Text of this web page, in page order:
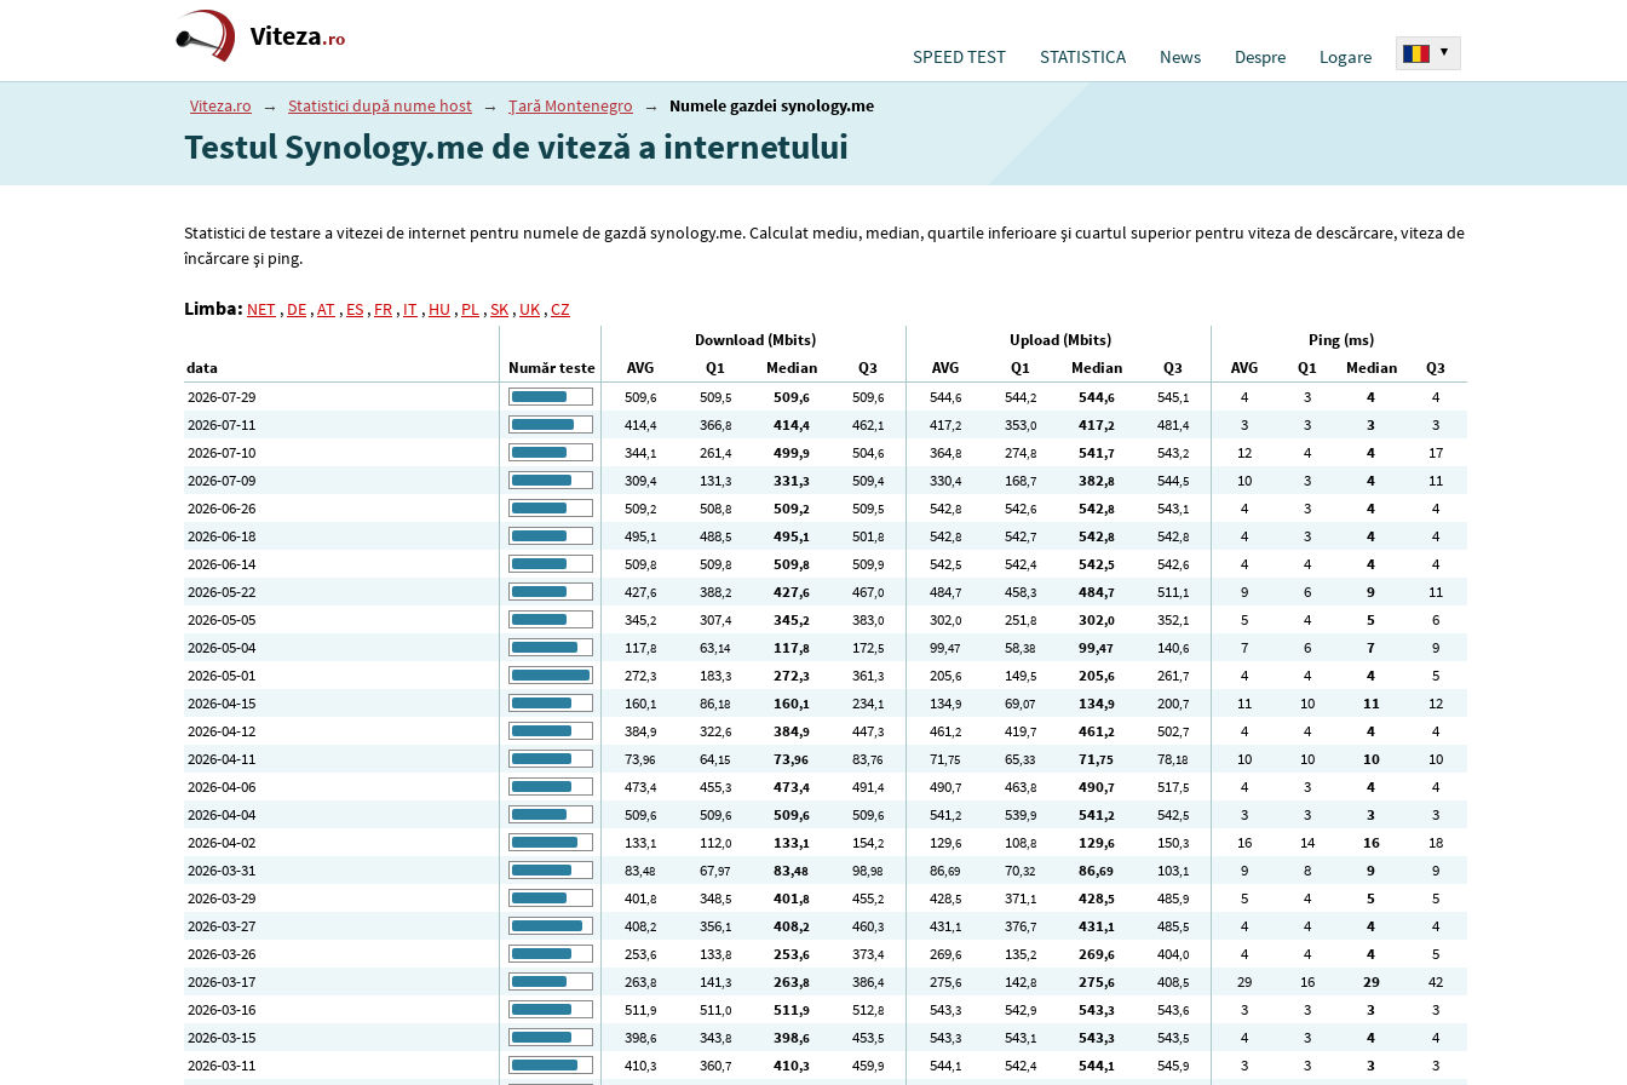
Viteza.ro
SPEED TEST STATISTICA News Despre Logare ▾
Viteza.ro → Statistici după nume host → Țară Montenegro → Numele gazdei synology.me
Testul Synology.me de viteză a internetului
Statistici de testare a vitezei de internet pentru numele de gazdă synology.me. Calculat mediu, median, quartile inferioare și cuartul superior pentru viteza de descărcare, viteza de
încărcare și ping.
Limba: NET , DE ,AT , ES , FR , IT , HU , PL ,SK , UK ,CZ
Download (Mbits) Upload (Mbits)
Ping (ms)
data
Număr teste AVG Q1 Median Q3 AVG Q1 Median Q3 AVG Q1 Median
Q3
2026-07-29
509,6 509,5 509,6 509,6 544,6 544,2 544,6 545,1 4 3 4
4
2026-07-11
414,4 366,8 414,4 462,1 417,2 353,0 417,2 481,4 3 3 3
3
2026-07-10
344,1 261,4 499,9 504,6 364,8 274,8 541,7 543,2 12 4 4
17
2026-07-09
309,4 131,3 331,3 509,4 330,4 168,7 382,8 544,5 10 3 4
11
2026-06-26
509,2 508,8 509,2 509,5 542,8 542,6 542,8 543,1 4 3 4
4
2026-06-18
495,1 488,5 495,1 501,8 542,8 542,7 542,8 542,8 4 3 4
4
2026-06-14
509,8 509,8 509,8 509,9 542,5 542,4 542,5 542,6 4 4 4
4
2026-05-22
427,6 388,2 427,6 467,0 484,7 458,3 484,7 511,1 9 6 9
11
2026-05-05
345,2 307,4 345,2 383,0 302,0 251,8 302,0 352,1 5 4 5
6
2026-05-04
117,8 63,14 117,8 172,5 99,47 58,38 99,47 140,6 7 6 7
9
2026-05-01
272,3 183,3 272,3 361,3 205,6 149,5 205,6 261,7 4 4 4
5
2026-04-15
160,1 86,18 160,1 234,1 134,9 69,07 134,9 200,7 11 10 11
12
2026-04-12
384,9 322,6 384,9 447,3 461,2 419,7 461,2 502,7 4 4 4
4
2026-04-11
73,96 64,15 73,96 83,76 71,75 65,33 71,75 78,18 10 10 10
10
2026-04-06
473,4 455,3 473,4 491,4 490,7 463,8 490,7 517,5 4 3 4
4
2026-04-04
509,6 509,6 509,6 509,6 541,2 539,9 541,2 542,5 3 3 3
3
2026-04-02
133,1 112,0 133,1 154,2 129,6 108,8 129,6 150,3 16 14 16
18
2026-03-31
83,48 67,97 83,48 98,98 86,69 70,32 86,69 103,1 9 8 9
9
2026-03-29
401,8 348,5 401,8 455,2 428,5 371,1 428,5 485,9 5 4 5
5
2026-03-27
408,2 356,1 408,2 460,3 431,1 376,7 431,1 485,5 4 4 4
4
2026-03-26
253,6 133,8 253,6 373,4 269,6 135,2 269,6 404,0 4 4 4
5
2026-03-17
263,8 141,3 263,8 386,4 275,6 142,8 275,6 408,5 29 16 29
42
2026-03-16
511,9 511,0 511,9 512,8 543,3 542,9 543,3 543,6 3 3 3
3
2026-03-15
398,6 343,8 398,6 453,5 543,3 543,1 543,3 543,5 4 3 4
4
2026-03-11
410,3 360,7 410,3 459,9 544,1 542,4 544,1 545,9 3 3 3
3